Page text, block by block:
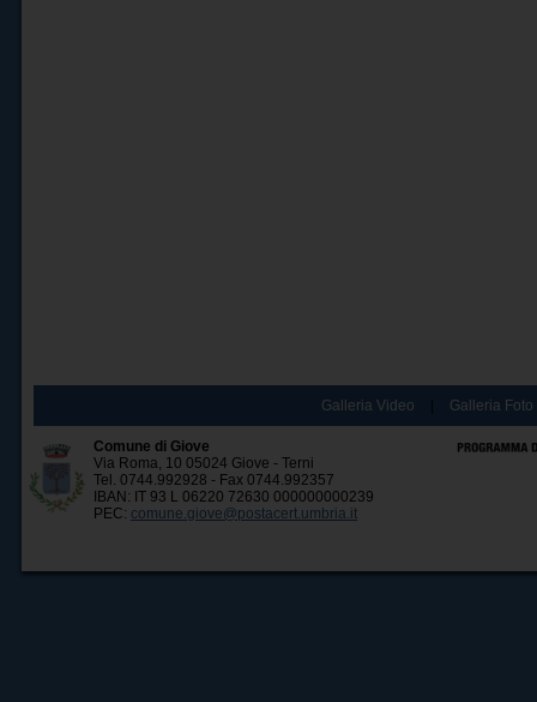
Galleria Video Galleria Foto
Comune di Giove
Via Roma, 10 05024 Giove - Terni
Tel. 0744.992928 - Fax 0744.992357
IBAN: IT 93 L 06220 72630 000000000239
PEC: comune.giove@postacert.umbria.it